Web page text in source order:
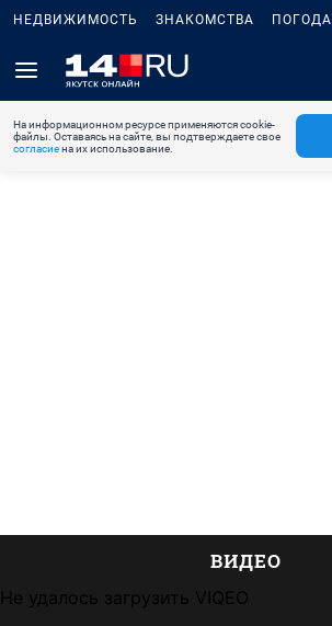
НЕДВИЖИМОСТЬ ЗНАКОМСТВА ПОГОДА
На информационном ресурсе применяются cookie-
файлы. Оставаясь на сайте, вы подтверждаете свое
согласиена их использование.
ВИДЕО
Не удалось загрузить VIQEO